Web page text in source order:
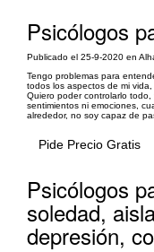
Psicólogos
Publicado el 25-9-2020 en
Tengo problemas para
todos los aspectos de mi
Quiero poder controlarlo
sentimientos ni emociones,
alrededor, no soy capaz de
Pide Precio Gratis
Psicólogos
soledad,
depresión,